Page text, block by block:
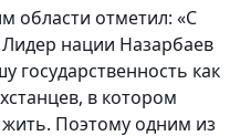
области отметил: «С
нации Назарбаев
государственность как
в котором
Поэтому одним из